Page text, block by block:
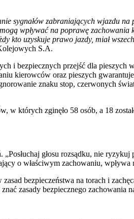
sygnałów zabraniających wjazdu
wpływać na poprawę
kto uzyskuje prawo jazdy, miał
S.A.
i bezpiecznych przejść dla
kierowców oraz pieszych
znaku stop, czerwonych
w których zginęło 58 osób, a 18
głosu rozsądku, nie
o właściwym zachowaniu, wpływa
bezpieczeństwa na torach i
zasady bezpiecznego